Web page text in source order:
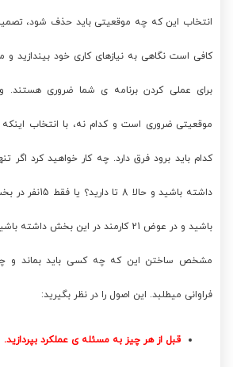
انتخاب این که چه موقعیتی باید حذف شود،
کافی است نگاهی به نیازهای کاری خود بیندازید
برای عملی کردن برنامه ی شما ضروری هستند.
موقعیتی ضروری است و کدام نه، با انتخاب اینکه
داشته باشید و
باشید و در عوض 21 کارمند در این بخش داشته باشید؟
مشخص ساختن این که چه کسی باید بماند و
فراوانی میطلبد. این اصول را در نظر بگیرید:
قبل از هر چیز به مسئله ی عملکرد بپردازید.